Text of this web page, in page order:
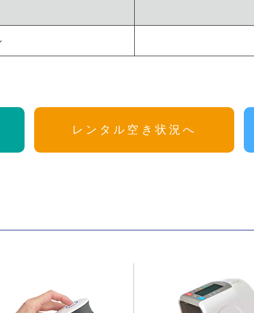
レンタル空き状況へ